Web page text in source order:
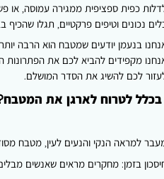
כפית ספציפית ממגירה עמוסה, או
נכונים וטיפים פרקטיים, תגלו
בנעמן יודעים שמטבח הוא הרבה
מקפידים להביא לכם את הפתרונות
לכם להשיג את הסדר המושלם.
לטרוח לארגן את
למראה הנקי והנעים לעין, מטבח
בזמן: מחקרים מראים שאנשים מבלים בממוצע 60% מזמן הבישול בחיפוש אחר פריטים. כשכל דבר נמצא במקומו, אתם חוסכים דקות